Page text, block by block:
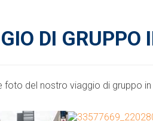
DI
foto del nostro viaggio di gruppo